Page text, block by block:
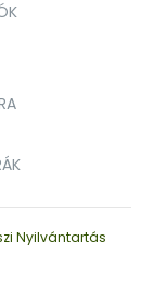
Nyilvántartás